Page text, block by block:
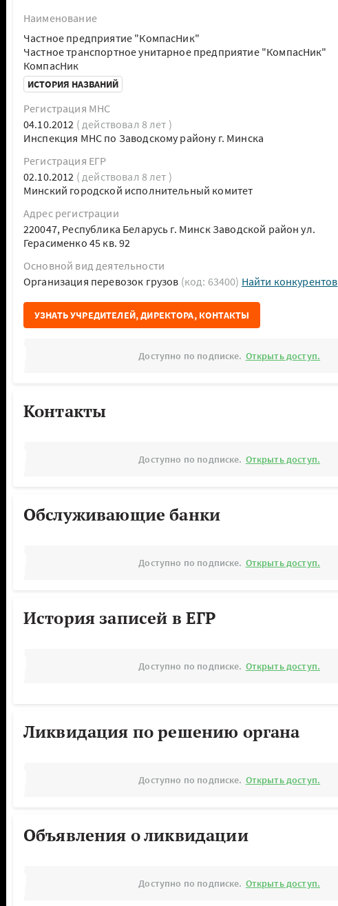
Наименование
Частное предприятие "КомпасНик"
Частное транспортное унитарное предприятие "КомпасНик"
КомпасНик
ИСТОРИЯ НАЗВАНИЙ
Регистрация МНС
04.10.2012 ( действовал 8 лет )
Инспекция МНС по Заводскому району г. Минска
Регистрация ЕГР
02.10.2012 ( действовал 8 лет )
Минский городской исполнительный комитет
Адрес регистрации
220047, Республика Беларусь г. Минск Заводской район ул.
Герасименко 45 кв. 92
Основной вид деятельности
Организация перевозок грузов (код: 63400) Найти конкурентов
УЗНАТЬ УЧРЕДИТЕЛЕЙ, ДИРЕКТОРА, КОНТАКТЫ
Доступно по подписке. Открыть доступ.
Контакты
Доступно по подписке. Открыть доступ.
Обслуживающие банки
Доступно по подписке. Открыть доступ.
История записей в ЕГР
Доступно по подписке. Открыть доступ.
Ликвидация по решению органа
Доступно по подписке. Открыть доступ.
Объявления о ликвидации
Доступно по подписке. Открыть доступ.